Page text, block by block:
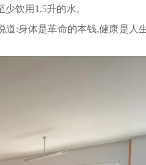
饮用1.5升的水。
体是革命的本钱,健康是人